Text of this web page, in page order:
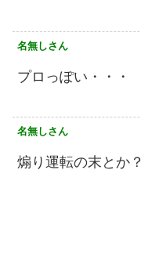
名無しさん
プロっぽい・・・
名無しさん
煽り運転の末とか？